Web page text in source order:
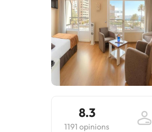
8.3
1191 opinions